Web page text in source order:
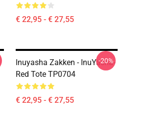
€ 22,95 - € 27,55
Inuyasha Zakken - InuYasha-
Red Tote TP0704
€ 22,95 - € 27,55
-20%